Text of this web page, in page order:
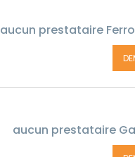
aucun prestataire
aucun prestataire